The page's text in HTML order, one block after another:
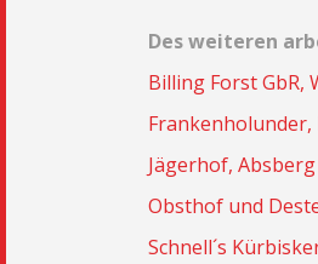
Des weiteren
Billing Forst GbR,
Jägerhof, Absberg
Obsthof und
Schnell´s